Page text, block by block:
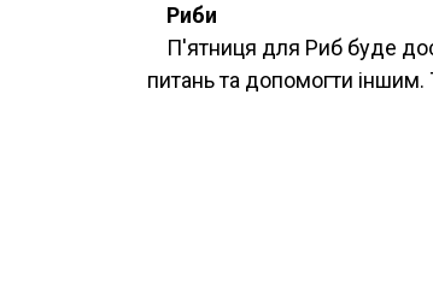
Риби
П'ятниця для Риб буде
питань та допомогти іншим.